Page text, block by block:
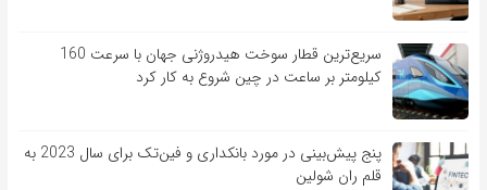
سریع‌ترین قطار سوخت هیدروژنی جهان با سرعت 160
کیلومتر بر ساعت در چین شروع به کار کرد
پنج پیش‌بینی در مورد بانکداری و فین‌تک برای سال 2023 به
قلم ران شولین